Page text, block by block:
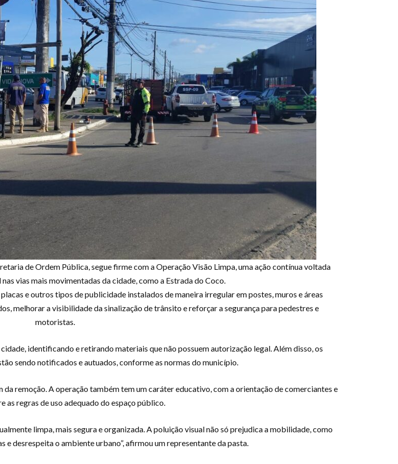
de Ordem Pública, segue firme com a Operação Visão Limpa, uma ação contínua voltada
vias mais movimentadas da cidade, como a Estrada do Coco.
e outros tipos de publicidade instalados de maneira irregular em postes, muros e áreas
melhorar a visibilidade da sinalização de trânsito e reforçar a segurança para pedestres e
motoristas.
identificando e retirando materiais que não possuem autorização legal. Além disso, os
sendo notificados e autuados, conforme as normas do município.
remoção. A operação também tem um caráter educativo, com a orientação de comerciantes e
as regras de uso adequado do espaço público.
limpa, mais segura e organizada. A poluição visual não só prejudica a mobilidade, como
e desrespeita o ambiente urbano”, afirmou um representante da pasta.